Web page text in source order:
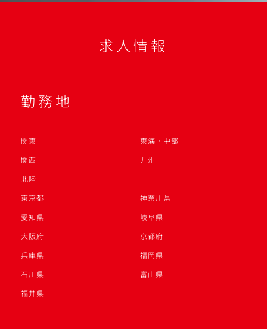
求人情報
勤務地
関東
東海・中部
関西
九州
北陸
東京都
神奈川県
愛知県
岐阜県
大阪府
京都府
兵庫県
福岡県
石川県
富山県
福井県